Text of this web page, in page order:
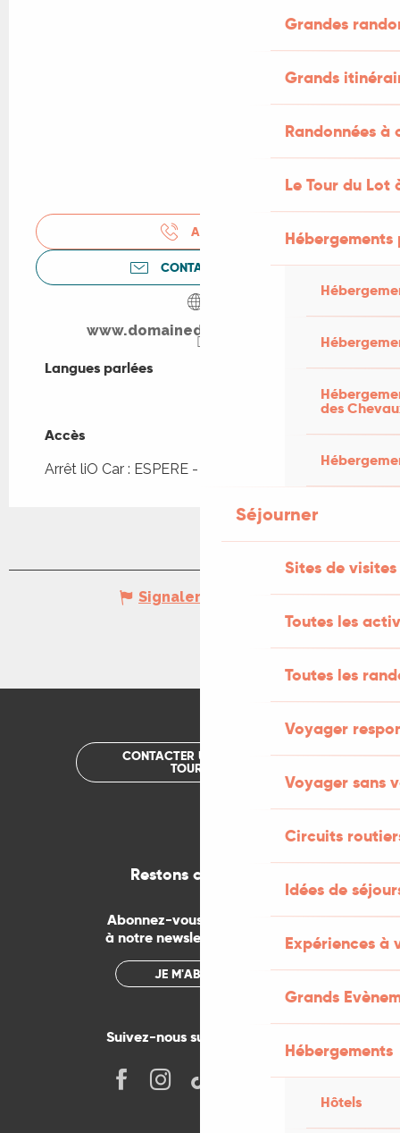
Grandes
Grands
Randonnées
Le Tour du Lot
des
Séjourner
Sites de visites
Toutes les
Toutes les
Voyager
Voyager sans
Circuits
Idées de
Expériences à
Grands
Hébergements
Hôtels
APPELER
CONTACTEZ-NOUS
www.domainedelabarthe.com
Langues parlées
Langues parlées
Accès
Accès
Arrêt liO Car : ESPERE - Bourg à 124m
Signaler une erreur
CONTACTER UN OFFICE DE
TOURISME
Restons connectés
Abonnez-vous gratuitement
à notre newsletter mensuelle
JE M'ABONNE
Suivez-nous sur les réseaux !